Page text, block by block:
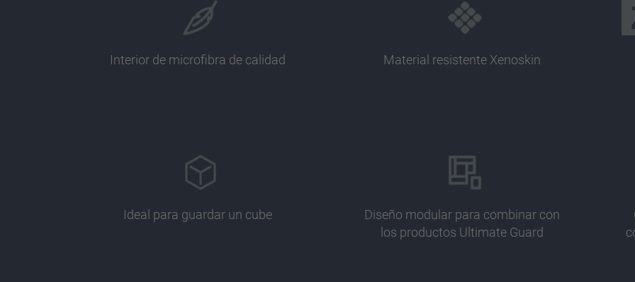
Interior de microfibra de calidad Material resistente Xenoskin
Ideal para guardar un cube
Diseño modular para combinar con
los productos Ultimate Guard